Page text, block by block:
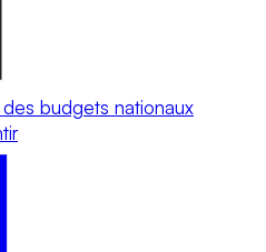
budgets nationaux